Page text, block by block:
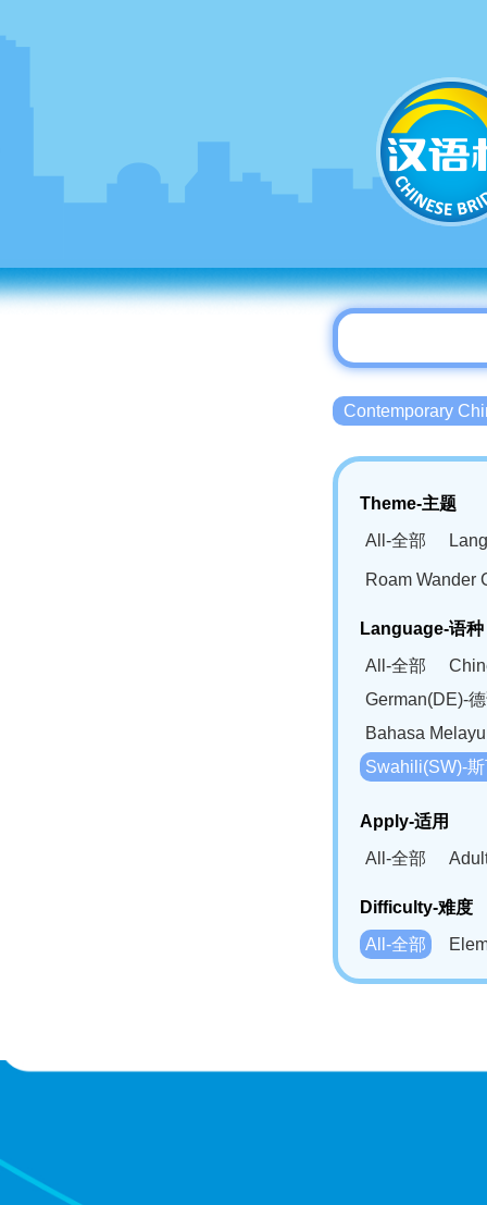
Contemporary
Theme-主题
All-全部
Roam Wander
Language-语种
All-全部
German(DE)-
Bahasa
Swahili(SW)-
Apply-适用
All-全部
Difficulty-难度
All-全部